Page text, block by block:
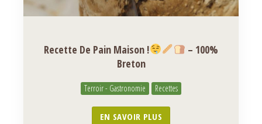
Recette De Pain Maison !
– 100%
Breton
Terroir - Gastronomie Recettes
EN SAVOIR PLUS